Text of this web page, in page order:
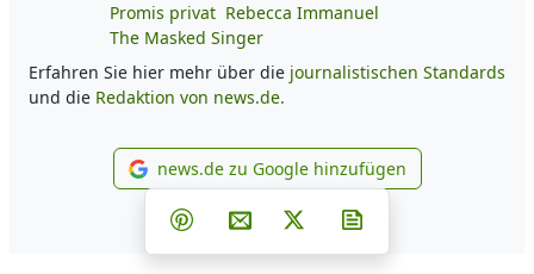
Promis privat Rebecca Immanuel
The Masked Singer
Erfahren Sie hier mehr über die journalistischen Standards
und die Redaktion von news.de.
news.de zu Google
news.de zu Google hinzufügen
Teilen auf Facebook
Teilen auf Whatsapp
Teilen auf Telegram
Teilen auf Pinterest
Per E-Mail teilen
Post auf X